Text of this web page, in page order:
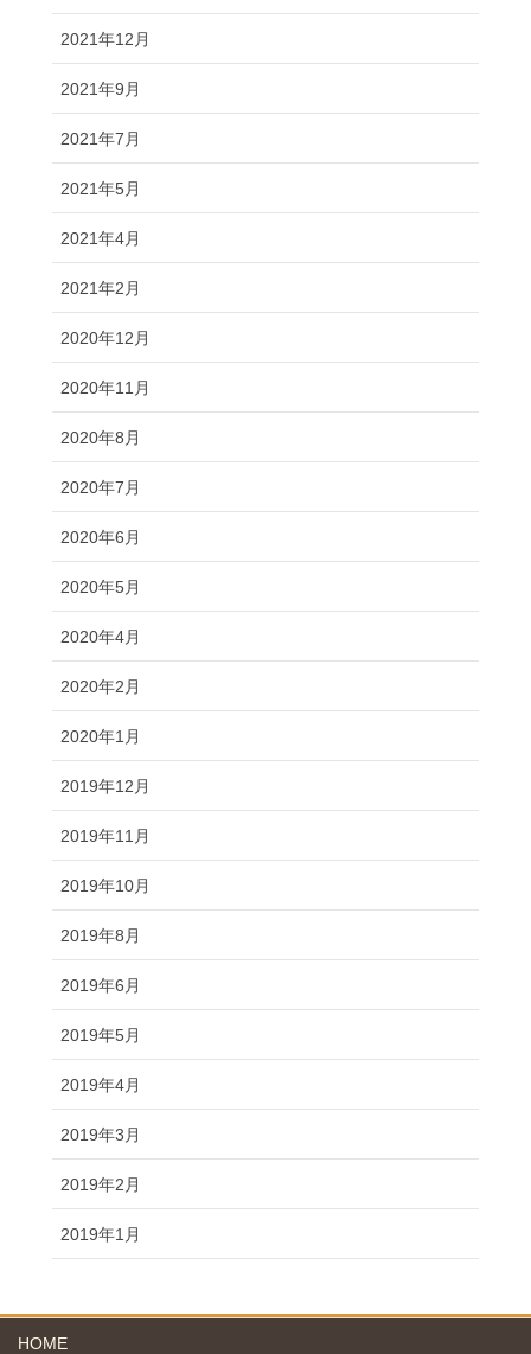
2021年12月
2021年9月
2021年7月
2021年5月
2021年4月
2021年2月
2020年12月
2020年11月
2020年8月
2020年7月
2020年6月
2020年5月
2020年4月
2020年2月
2020年1月
2019年12月
2019年11月
2019年10月
2019年8月
2019年6月
2019年5月
2019年4月
2019年3月
2019年2月
2019年1月
HOME